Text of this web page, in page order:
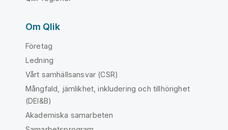
Om Qlik
Företag
Ledning
Vårt samhällsansvar (CSR)
Mångfald, jämlikhet, inkludering och tillhörighet
(DEI&B)
Akademiska samarbeten